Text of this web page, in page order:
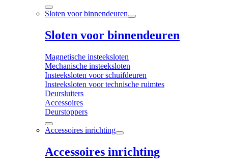
Sloten voor binnendeuren
Sloten voor binnendeuren
Magnetische insteeksloten
Mechanische insteeksloten
Insteeksloten voor schuifdeuren
Insteeksloten voor technische ruimtes
Deursluiters
Accessoires
Deurstoppers
Accessoires inrichting
Accessoires inrichting